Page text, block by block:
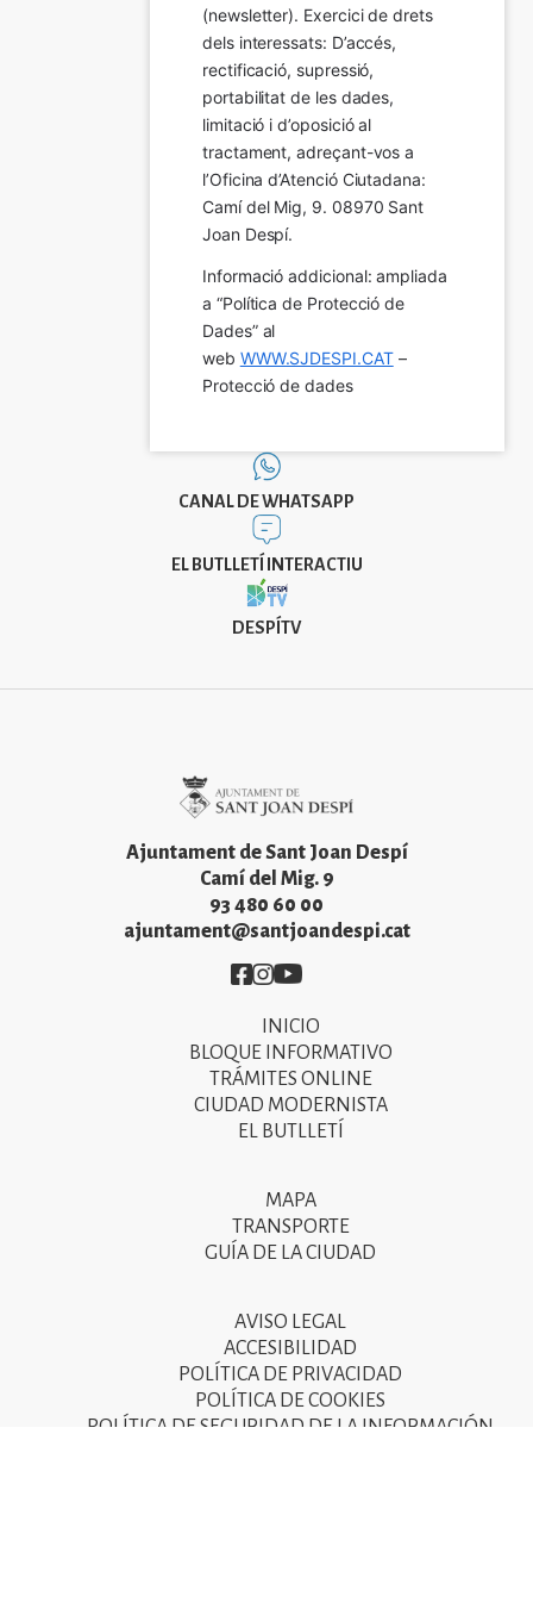
(newsletter). Exercici de drets
dels interessats: D’accés,
rectificació, supressió,
portabilitat de les dades,
limitació i d’oposició al
tractament, adreçant-vos a
l’Oficina d’Atenció Ciutadana:
Camí del Mig, 9. 08970 Sant
Joan Despí.
Informació addicional: ampliada
a “Política de Protecció de
Dades” al
web WWW.SJDESPI.CAT –
Protecció de dades
CANAL DE WHATSAPP
EL BUTLLETÍ INTERACTIU
DESPÍTV
Ajuntament de Sant Joan Despí
Camí del Mig. 9
93 480 60 00
ajuntament@santjoandespi.cat
Imatge
Imatge
Imatge
INICIO
BLOQUE INFORMATIVO
TRÁMITES ONLINE
CIUDAD MODERNISTA
EL BUTLLETÍ
MAPA
TRANSPORTE
GUÍA DE LA CIUDAD
AVISO LEGAL
ACCESIBILIDAD
POLÍTICA DE PRIVACIDAD
POLÍTICA DE COOKIES
POLÍTICA DE SEGURIDAD DE LA INFORMACIÓN